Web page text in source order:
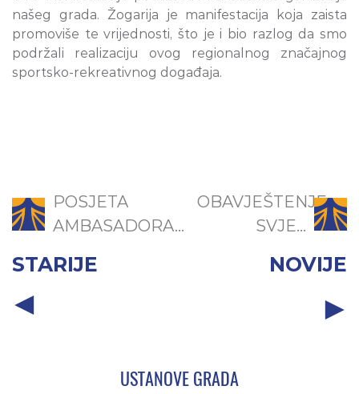
našeg grada. Žogarija je manifestacija koja zaista
promoviše te vrijednosti, što je i bio razlog da smo
podržali realizaciju ovog regionalnog značajnog
sportsko-rekreativnog događaja.
POSJETA
AMBASADORA...
STARIJE
OBAVJEŠTENJE:
SVJE...
NOVIJE
USTANOVE GRADA